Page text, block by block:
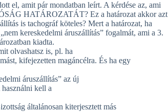
el, amit pár mondatban leírt. A kérdése az, ami
HATÁROZATÁT? Ez a határozat akkor azt
is tachográf köteles? Mert a határozat, ha
kereskedelmi áruszállítás” fogalmát, ami a 3.
kiadta.
olvashatsz is, pl. ha
kifejezetten magáncélra. És ha egy
áruszállítás” az új
kell a
általánosan kiterjesztett más